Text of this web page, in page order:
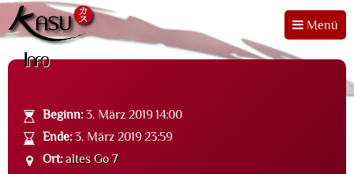
Menü
Info
Beginn: 3. März 2019 14:00
Ende: 3. März 2019 23:59
Ort: altes Go 7